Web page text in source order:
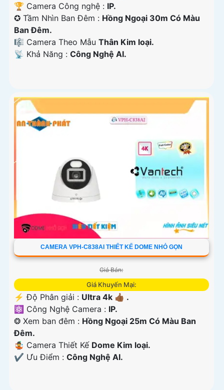
🏆 Camera Công nghệ : IP.
✪ Tầm Nhìn Ban Đêm : Hồng Ngoại 30m Có Màu
Ban Ðêm.
🎼️ Camera Theo Mẫu Thân Kim loại.
️📡 Khả Năng : Công Nghệ AI.
CAMERA VPH-C838AI THIẾT KẾ DOME NHỎ GỌN
Giá Bán:
Giá Khuyến Mại:
️⚡ Độ Phân giải : Ultra 4k 👍🏾 .
⚛️ Công Nghệ Camera : IP.
❂ Xem ban đêm : Hồng Ngoại 25m Có Màu Ban
Ðêm.
🤹 Camera Thiết Kế Dome Kim loại.
️✔️ Ưu Điểm : Công Nghệ AI.